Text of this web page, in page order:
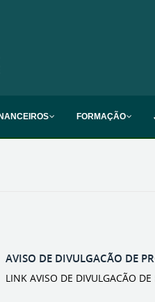
FORMAÇÃO
AVISO DE DIVULGACÃO DE
LINK AVISO DE DIVULGACÃO